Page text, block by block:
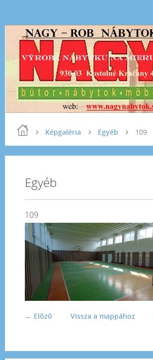
Képgaléria Egyéb 109
Egyéb
109
← Előző Vissza a mappához